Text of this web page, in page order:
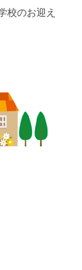
校のお迎え